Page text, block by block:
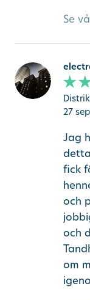
Se
27
Jag
fick
och
och
om